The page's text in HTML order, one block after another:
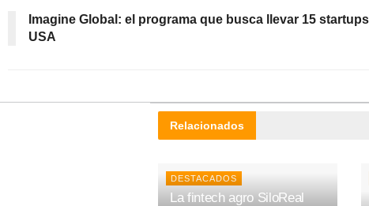
Imagine Global: el programa que busca llevar 15
USA
Relacionados
DESTACADOS
La fintech agro SiloReal